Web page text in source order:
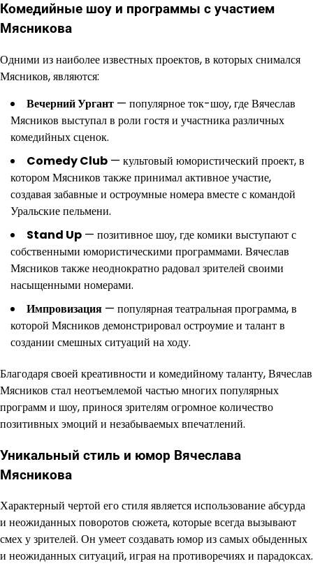
Комедийные шоу и программы с участием
Мясникова
Одними из наиболее известных проектов, в которых снимался
Мясников, являются:
Вечерний Ургант — популярное ток-шоу, где Вячеслав
Мясников выступал в роли гостя и участника различных
комедийных сценок.
Comedy Club — культовый юмористический проект, в
котором Мясников также принимал активное участие,
создавая забавные и остроумные номера вместе с командой
Уральские пельмени.
Stand Up — позитивное шоу, где комики выступают с
собственными юмористическими программами. Вячеслав
Мясников также неоднократно радовал зрителей своими
насыщенными номерами.
Импровизация — популярная театральная программа, в
которой Мясников демонстрировал остроумие и талант в
создании смешных ситуаций на ходу.
Благодаря своей креативности и комедийному таланту, Вячеслав
Мясников стал неотъемлемой частью многих популярных
программ и шоу, принося зрителям огромное количество
позитивных эмоций и незабываемых впечатлений.
Уникальный стиль и юмор Вячеслава
Мясникова
Характерный чертой его стиля является использование абсурда
и неожиданных поворотов сюжета, которые всегда вызывают
смех у зрителей. Он умеет создавать юмор из самых обыденных
и неожиданных ситуаций, играя на противоречиях и парадоксах.